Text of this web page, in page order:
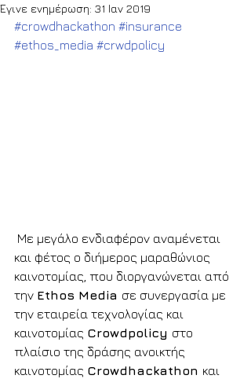
Έγινε ενημέρωση: 31 Ιαν 2019
#crowdhackathon #insurance
#ethos_media #crwdpolicy
και φέτος o διήμερος μαραθώνιος
καινοτομίας, που διοργανώνεται από
την Ethos Media σε συνεργασία με
την εταιρεία τεχνολογίας και
καινοτομίας Crowdpolicy στο
πλαίσιο της δράσης ανοικτής
καινοτομίας Crowdhackathon και